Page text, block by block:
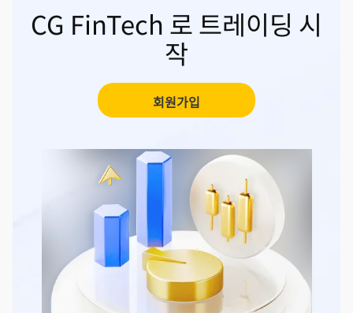
CG FinTech 로 트레이딩 시
작
회원가입